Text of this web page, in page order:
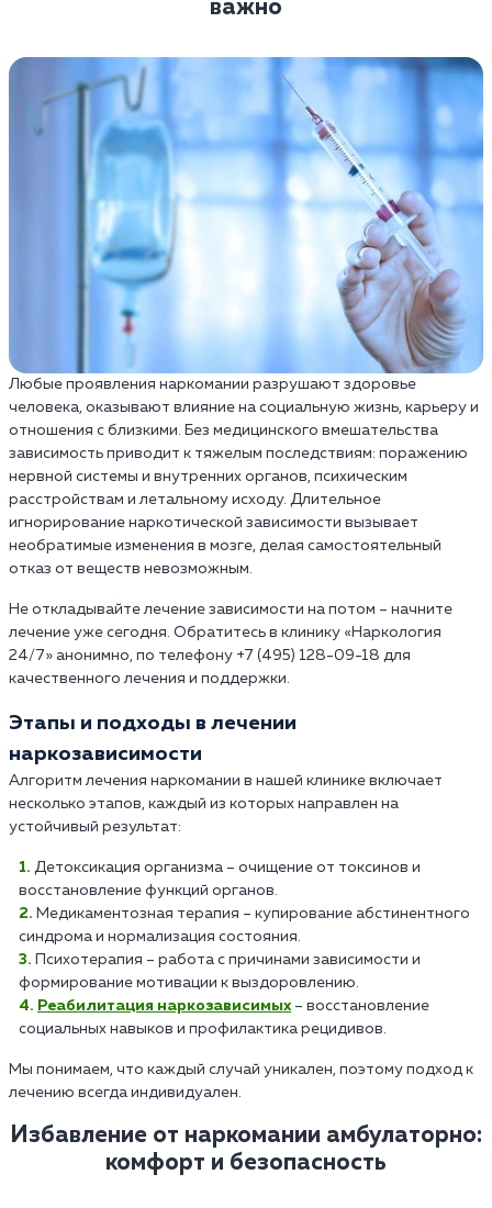
важно
Любые проявления наркомании разрушают здоровье
человека, оказывают влияние на социальную жизнь, карьеру и
отношения с близкими. Без медицинского вмешательства
зависимость приводит к тяжелым последствиям: поражению
нервной системы и внутренних органов, психическим
расстройствам и летальному исходу. Длительное
игнорирование наркотической зависимости вызывает
необратимые изменения в мозге, делая самостоятельный
отказ от веществ невозможным.
Не откладывайте лечение зависимости на потом – начните
лечение уже сегодня. Обратитесь в клинику «Наркология
24/7» анонимно, по телефону +7 (495) 128-09-18 для
качественного лечения и поддержки.
Этапы и подходы в лечении
наркозависимости
Алгоритм лечения наркомании в нашей клинике включает
несколько этапов, каждый из которых направлен на
устойчивый результат:
Детоксикация организма – очищение от токсинов и
восстановление функций органов.
Медикаментозная терапия – купирование абстинентного
синдрома и нормализация состояния.
Психотерапия – работа с причинами зависимости и
формирование мотивации к выздоровлению.
Реабилитация наркозависимых – восстановление
социальных навыков и профилактика рецидивов.
Мы понимаем, что каждый случай уникален, поэтому подход к
лечению всегда индивидуален.
Избавление от наркомании амбулаторно:
комфорт и безопасность